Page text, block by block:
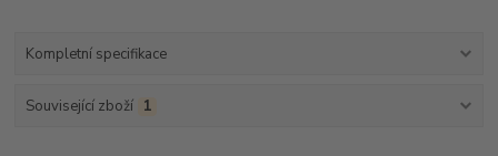
Kompletní specifikace
Související zboží 1